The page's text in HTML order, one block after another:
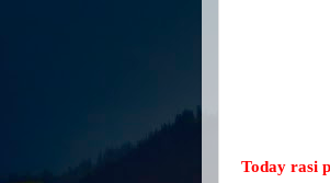
Today rasi